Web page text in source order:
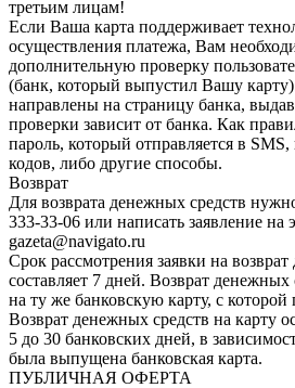
третьим лицам!
Если Ваша карта поддерживает
осуществления платежа, Вам
дополнительную проверку
(банк, который выпустил Вашу
направлены на страницу банка,
проверки зависит от банка. Как
пароль, который отправляется в
кодов, либо другие способы.
Возврат
Для возврата денежных средств
333-33-06 или написать заявление на
gazeta@navigato.ru
Срок рассмотрения заявки на
составляет 7 дней. Возврат денежных
на ту же банковскую карту, с которой
Возврат денежных средств на карту
5 до 30 банковских дней, в
была выпущена банковская карта.
ПУБЛИЧНАЯ ОФЕРТА